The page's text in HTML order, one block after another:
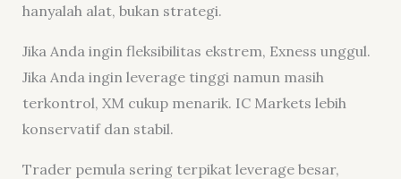
hanyalah alat, bukan strategi.
Jika Anda ingin fleksibilitas ekstrem, Exness unggul.
Jika Anda ingin leverage tinggi namun masih
terkontrol, XM cukup menarik. IC Markets lebih
konservatif dan stabil.
Trader pemula sering terpikat leverage besar,